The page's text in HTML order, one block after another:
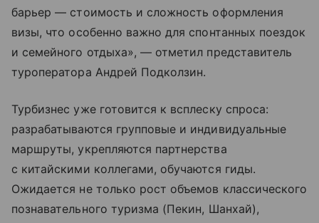
барьер — стоимость и сложность оформления
визы, что особенно важно для спонтанных поездок
и семейного отдыха», — отметил представитель
туроператора Андрей Подколзин.
Турбизнес уже готовится к всплеску спроса:
разрабатываются групповые и индивидуальные
маршруты, укрепляются партнерства
с китайскими коллегами, обучаются гиды.
Ожидается не только рост объемов классического
познавательного туризма (Пекин, Шанхай),